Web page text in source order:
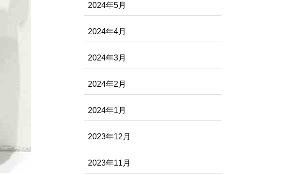
2024年5月
2024年4月
2024年3月
2024年2月
2024年1月
2023年12月
2023年11月